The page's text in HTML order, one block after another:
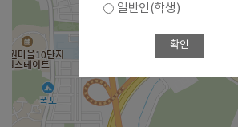
일반인(학생)
확인